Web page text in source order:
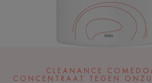
CLEANANCE
CONCENTRAAT TEGEN